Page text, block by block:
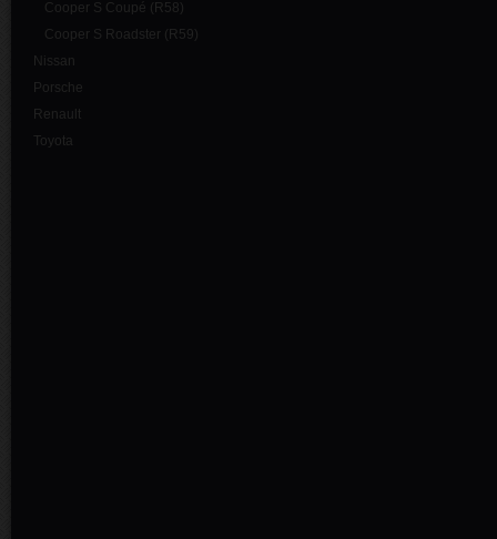
Cooper S Coupé (R58)
Cooper S Roadster (R59)
Nissan
Porsche
Renault
Toyota